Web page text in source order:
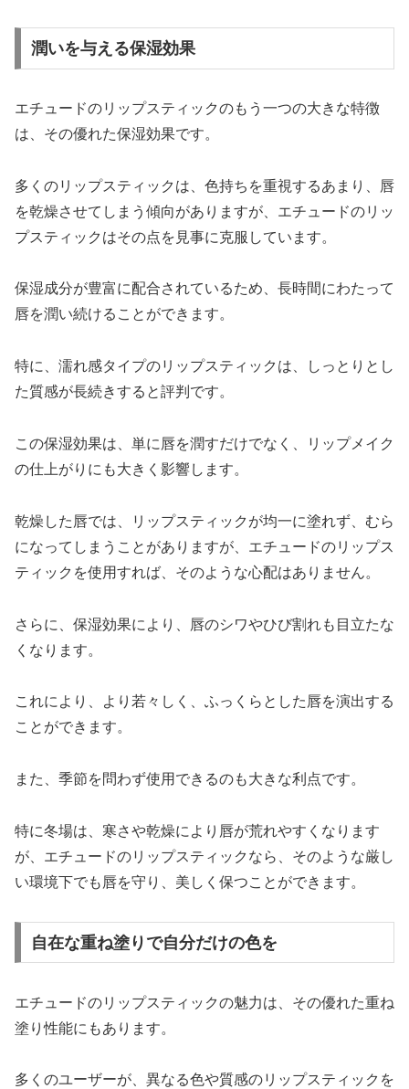
潤いを与える保湿効果
エチュードのリップスティックのもう一つの大きな特徴
は、その優れた保湿効果です。
多くのリップスティックは、色持ちを重視するあまり、唇
を乾燥させてしまう傾向がありますが、エチュードのリッ
プスティックはその点を見事に克服しています。
保湿成分が豊富に配合されているため、長時間にわたって
唇を潤い続けることができます。
特に、濡れ感タイプのリップスティックは、しっとりとし
た質感が長続きすると評判です。
この保湿効果は、単に唇を潤すだけでなく、リップメイク
の仕上がりにも大きく影響します。
乾燥した唇では、リップスティックが均一に塗れず、むら
になってしまうことがありますが、エチュードのリップス
ティックを使用すれば、そのような心配はありません。
さらに、保湿効果により、唇のシワやひび割れも目立たな
くなります。
これにより、より若々しく、ふっくらとした唇を演出する
ことができます。
また、季節を問わず使用できるのも大きな利点です。
特に冬場は、寒さや乾燥により唇が荒れやすくなります
が、エチュードのリップスティックなら、そのような厳し
い環境下でも唇を守り、美しく保つことができます。
自在な重ね塗りで自分だけの色を
エチュードのリップスティックの魅力は、その優れた重ね
塗り性能にもあります。
多くのユーザーが、異なる色や質感のリップスティックを